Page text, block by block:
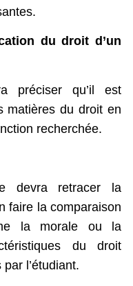
du droit d’un
préciser qu’il est
matières du droit en
recherchée.
devra retracer la
faire la comparaison
la morale ou la
du droit
l’étudiant.